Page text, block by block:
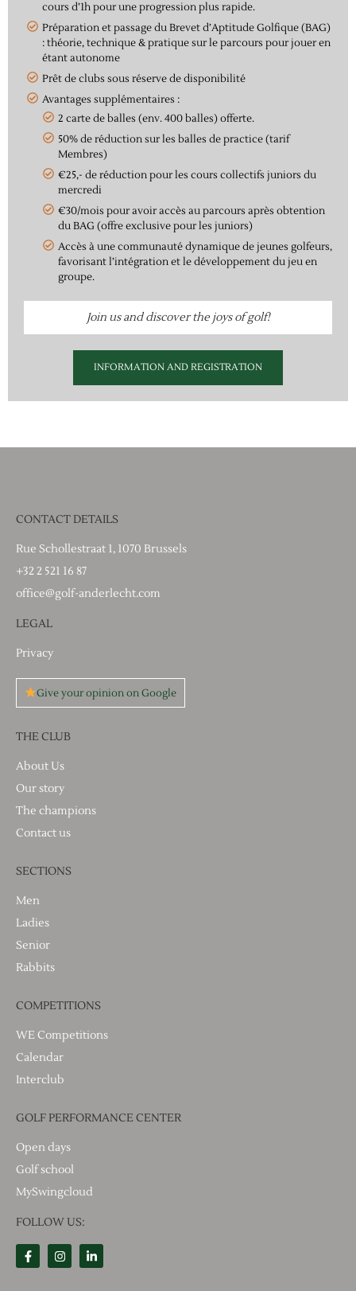
cours d’1h pour une progression plus rapide.
Préparation et passage du Brevet d’Aptitude Golfique (BAG)
: théorie, technique & pratique sur le parcours pour jouer en
étant autonome
Prêt de clubs sous réserve de disponibilité
Avantages supplémentaires :
2 carte de balles (env. 400 balles) offerte.
50% de réduction sur les balles de practice (tarif
Membres)
€25,- de réduction pour les cours collectifs juniors du
mercredi
€30/mois pour avoir accès au parcours après obtention
du BAG (offre exclusive pour les juniors)
Accès à une communauté dynamique de jeunes golfeurs,
favorisant l’intégration et le développement du jeu en
groupe.
Join us and discover the joys of golf!
INFORMATION AND REGISTRATION
CONTACT DETAILS
Rue Schollestraat 1, 1070 Brussels
+32 2 521 16 87
office@golf-anderlecht.com
LEGAL
Privacy
Give your opinion on Google
THE CLUB
About Us
Our story
The champions
Contact us
SECTIONS
Men
Ladies
Senior
Rabbits
COMPETITIONS
WE Competitions
Calendar
Interclub
GOLF PERFORMANCE CENTER
Open days
Golf school
MySwingcloud
FOLLOW US: